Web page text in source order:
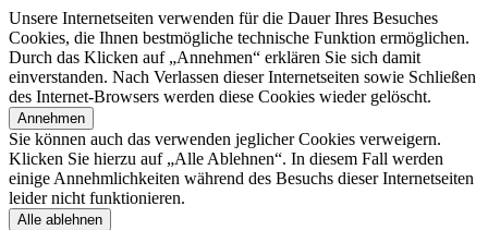
Unsere Internetseiten verwenden für die Dauer Ihres Besuches
Cookies, die Ihnen bestmögliche technische Funktion ermöglichen.
Durch das Klicken auf „Annehmen“ erklären Sie sich damit
einverstanden. Nach Verlassen dieser Internetseiten sowie Schließen
des Internet-Browsers werden diese Cookies wieder gelöscht.
Annehmen
Sie können auch das verwenden jeglicher Cookies verweigern.
Klicken Sie hierzu auf „Alle Ablehnen“. In diesem Fall werden
einige Annehmlichkeiten während des Besuchs dieser Internetseiten
leider nicht funktionieren.
Alle ablehnen